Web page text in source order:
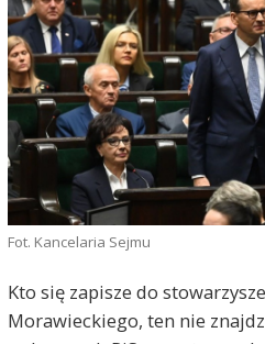
Fot. Kancelaria Sejmu
Kto się zapisze do
Morawieckiego, ten nie